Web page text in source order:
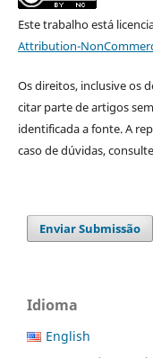
Este trabalho está
Attribution-
Os direitos, inclusive os
citar parte de artigos
identificada a fonte. A
caso de dúvidas,
Enviar Submissão
Idioma
English